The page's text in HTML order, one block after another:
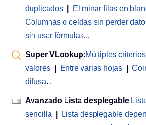
duplicados
Eliminar filas en
Columnas o celdas sin perder
sin usar fórmulas...
Super VLookup:Múltiples criterios
valores
Entre varias hojas
difusa...
Avanzado Lista desplegable:
sencilla
Lista desplegable